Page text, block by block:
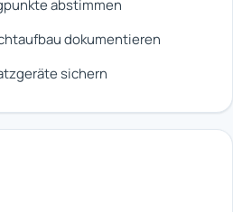
abstimmen
dokumentieren
sichern